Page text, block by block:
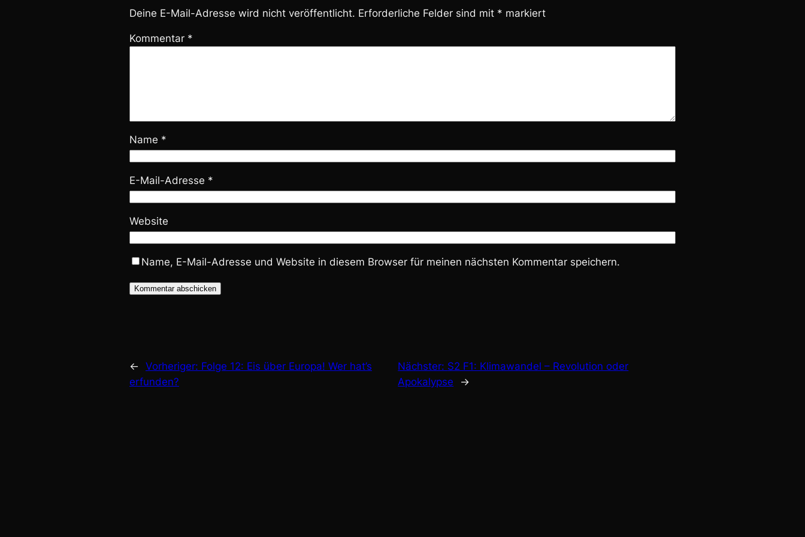
Deine E-Mail-Adresse wird nicht veröffentlicht. Erforderliche Felder sind mit * markiert
Kommentar *
Name *
E-Mail-Adresse *
Website
Name, E-Mail-Adresse und Website in diesem Browser für meinen nächsten Kommentar speichern.
← Vorheriger: Folge 12: Eis über Europa! Wer hat’s
erfunden?
Nächster: S2 F1: Klimawandel – Revolution oder
Apokalypse
→